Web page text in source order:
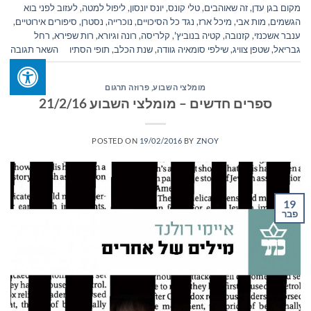
מקום בגן עדן,זה שאוהבים,טלי קונס,יונס יונסון,ליפול למטה,לעזוב לפני בוא
הגשמים, מות אבי, מיכל ארז, נגד כל הסיכויים, נוכרייה, נסטרן, סיפורים אירוטיים,
ענבר אשכנזי, קזנובה, קטיה בנוביץ', קלריסה, רונה וגיורא, רות שפירא, רחל
גבריאל,שטפן צוויג,שילפי סומאיה גוודה,שנת הכלב, תופי הסתיו השאר תגובה
מומלצי השבוע, פרוזה תרגום
ספרים חדשים – מומלצי השבוע 21/2/16
POSTED ON 19/02/2016 BY ZNOY
19
פבר